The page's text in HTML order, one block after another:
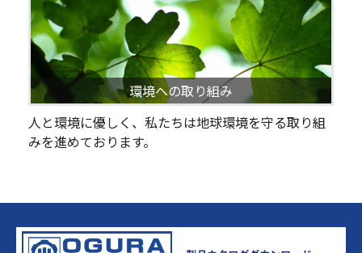
環境への取り組み
人と環境に優しく、私たちは地球環境を守る取り組
みを進めております。